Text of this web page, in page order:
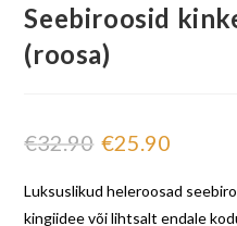
Seebiroosid
(roosa)
€32.90 €25.90
Luksuslikud heleroosad
kingiidee või lihtsalt endale